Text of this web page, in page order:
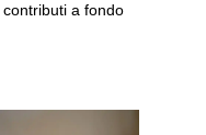
a fondo